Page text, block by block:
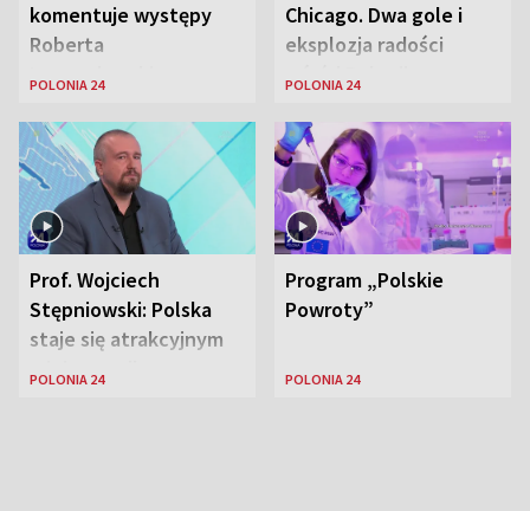
komentuje występy
Roberta
Lewandowskiego w
Zjednoczonych
POLONIA 24
Chicago. Dwa gole i
eksplozja radości
wśród Polonii
POLONIA 24
Prof. Wojciech
Stępniowski: Polska
staje się atrakcyjnym
miejscem dla
POLONIA 24
Program „Polskie
Powroty”
POLONIA 24